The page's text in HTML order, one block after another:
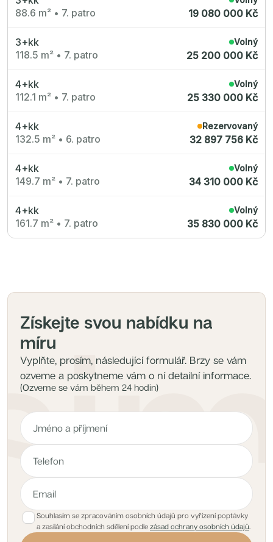
88.6 m² • 7. patro 19 080 000 Kč
3+kk
118.5 m² • 7. patro
Volný
25 200 000 Kč
4+kk
112.1 m² • 7. patro
Volný
25 330 000 Kč
4+kk
132.5 m² • 6. patro
Rezervovaný
32 897 756 Kč
4+kk
149.7 m² • 7. patro
Volný
34 310 000 Kč
4+kk
161.7 m² • 7. patro
Volný
35 830 000 Kč
Získejte svou nabídku na
míru
Vyplňte, prosím, následující formulář. Brzy se vám
ozveme a poskytneme vám o ní detailní informace.
(Ozveme se vám během 24 hodin)
Souhlasím se zpracováním osobních údajů pro vyřízení poptávky
a zasílání obchodních sdělení podle zásad ochrany osobních údajů.